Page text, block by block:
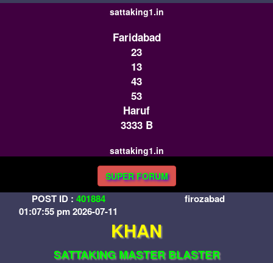
sattaking1.in
Faridabad
23
13
43
53
Haruf
3333 B
sattaking1.in
SUPER FORUM
POST ID : 401884
01:07:55 pm 2026-07-11
firozabad
KHAN
SATTAKING MASTER BLASTER